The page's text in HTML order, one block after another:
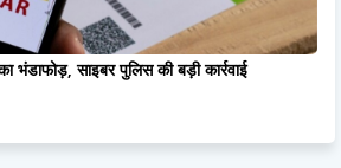
भंडाफोड़, साइबर पुलिस की बड़ी कार्रवाई